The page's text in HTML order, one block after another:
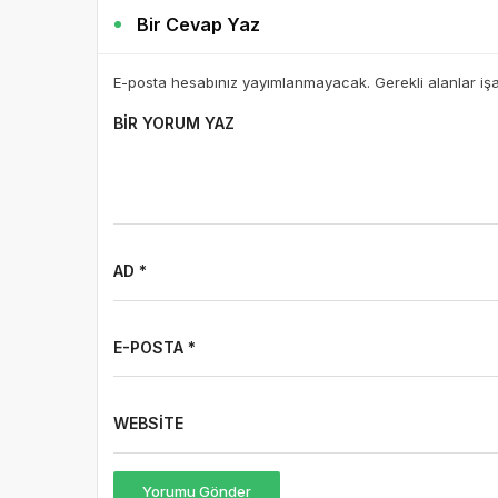
Bir Cevap Yaz
E-posta hesabınız yayımlanmayacak. Gerekli alanlar
BIR YORUM YAZ
AD *
E-POSTA *
WEBSITE
Yorumu Gönder